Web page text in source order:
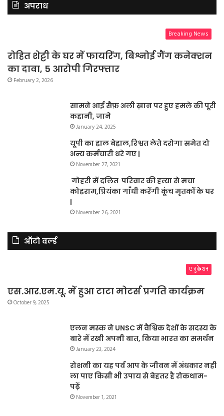
अपराध
Breaking News
रोहित शेट्टी के घर में फायरिंग, बिश्नोई गैंग कनेक्शन
का दावा, 5 आरोपी गिरफ्तार
February 2, 2026
सामने आई सैफ़ अली ख़ान पर हुए हमले की पूरी
कहानी, जाने
January 24, 2025
यूपी का हाल बेहाल,रिश्वत लेते दरोगा समेत दो
अन्य कर्मचारी धरे गए |
November 27, 2021
गोहरी में दलित परिवार की हत्या से मचा
कोहराम,प्रियंका गाँधी करेंगी कूंच मृतकों के घर
|
November 26, 2021
ऑटो वर्ल्ड
एजुकेशन
एस.आर.एम.यू. में हुआ टाटा मोटर्स प्रगति कार्यक्रम
October 9, 2025
एलन मस्क ने UNSC में वैश्विक देशों के सदस्य के
बारे में रखी अपनी बात, किया भारत का समर्थन
January 23, 2024
रोशनी का यह पर्व आप के जीवन में अंधकार नहीं
ला पाए किसी भी उपाय से बेहतर है रोकथाम-
पढ़ें
November 1, 2021